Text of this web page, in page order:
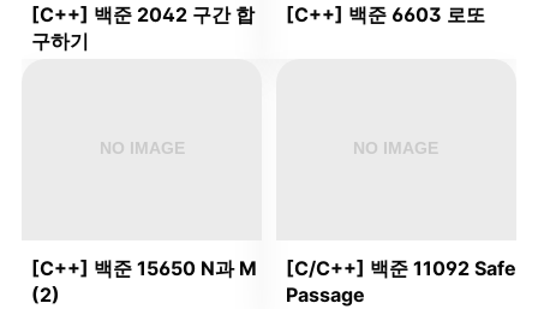
[C++] 백준 2042 구간 합
구하기
[C++] 백준 6603 로또
[C++] 백준 15650 N과 M
(2)
[C/C++] 백준 11092 Safe
Passage